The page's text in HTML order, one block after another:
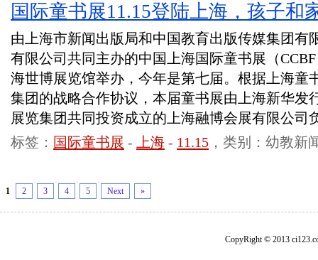
国际童书展11.15登陆上海，孩子和
由上海市新闻出版局和中国教育出版传媒集团有
有限公司共同主办的中国上海国际童书展（
海世博展览馆举办，今年是第七届。根据上海童
集团的战略合作协议，本届童书展由上海新华发
展览集团共同投资成立的上海融博会展有限公司
标签： 国际童书展 - 上海 - 11.15 ，类别：幼教新
1 2 3 4 5 Next »
CopyRight © 2013